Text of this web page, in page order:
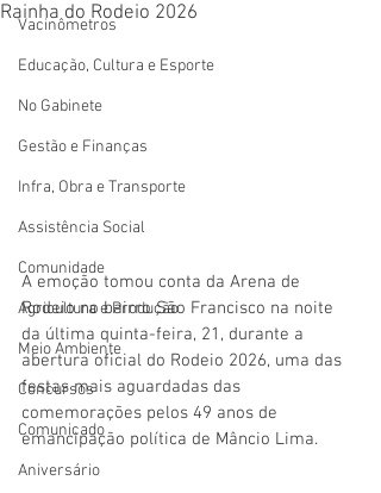
Vacinômetros
Educação, Cultura e Esporte
No Gabinete
Gestão e Finanças
Infra, Obra e Transporte
Assistência Social
Comunidade
Agricultura e Produção
Meio Ambiente
Concursos
Comunicado
Aniversário
Rainha do Rodeio 2026
A emoção tomou conta da Arena de
Rodeio no bairro São Francisco na noite
da última quinta-feira, 21, durante a
abertura oficial do Rodeio 2026, uma das
festas mais aguardadas das
comemorações pelos 49 anos de
emancipação política de Mâncio Lima.